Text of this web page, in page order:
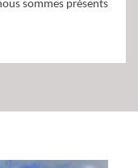
sommes présents